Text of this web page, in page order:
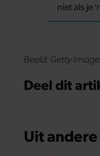
niet als je
Beeld: Getty
Deel dit
Uit